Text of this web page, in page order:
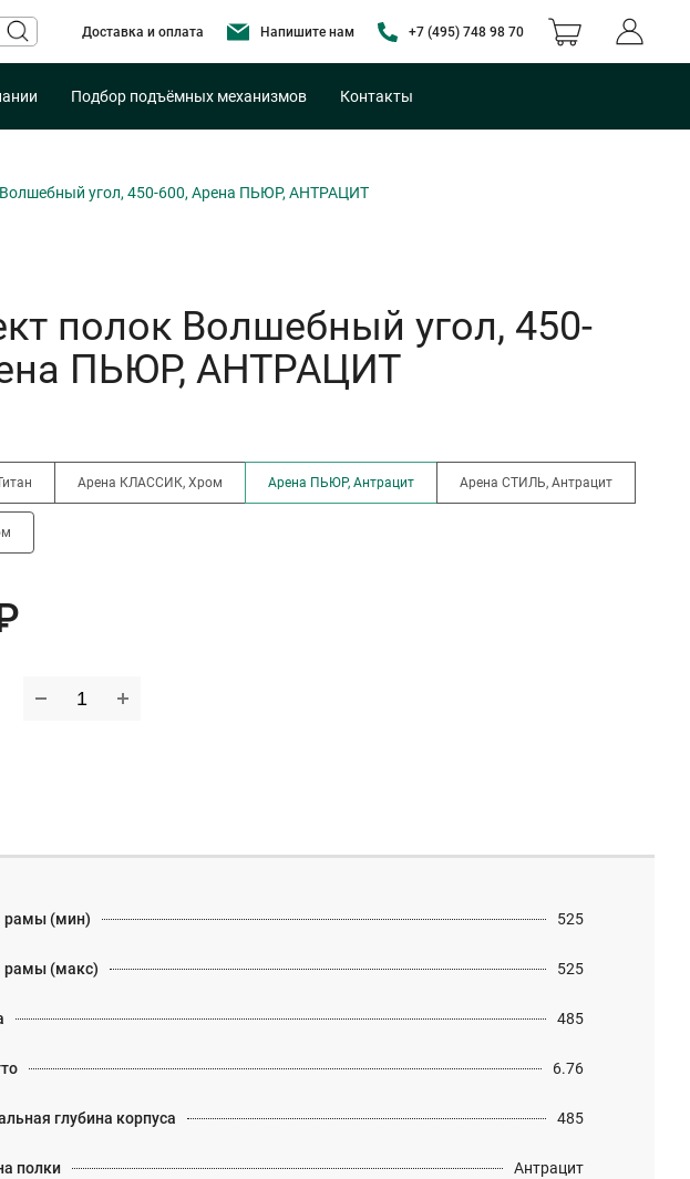
Доставка и оплата Напишите нам +7 (495) 748 98 70
Подбор подъёмных механизмов Контакты
угол, 450-600, Арена ПЬЮР, АНТРАЦИТ
полок Волшебный угол, 450-
ПЬЮР, АНТРАЦИТ
Арена КЛАССИК, Хром Арена ПЬЮР, Антрацит Арена СТИЛЬ, Антрацит
рамы (мин) 525
рамы (макс) 525
485
6.76
глубина корпуса 485
полки Антрацит